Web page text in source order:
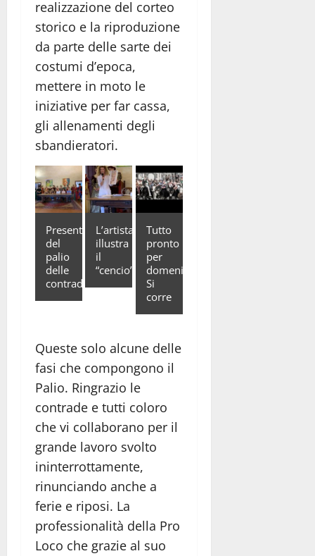
realizzazione del corteo
storico e la riproduzione
da parte delle sarte dei
costumi d’epoca,
mettere in moto le
iniziative per far cassa,
gli allenamenti degli
sbandieratori.
Presentazione
del
palio
delle
contrade
L’artista
illustra
il
“cencio”
Tutto
pronto
per
domenica.
Si
corre
Queste solo alcune delle
fasi che compongono il
Palio. Ringrazio le
contrade e tutti coloro
che vi collaborano per il
grande lavoro svolto
ininterrottamente,
rinunciando anche a
ferie e riposi. La
professionalità della Pro
Loco che grazie al suo